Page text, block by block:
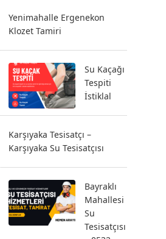
Yenimahalle Ergenekon
Klozet Tamiri
Su Kaçağı
Tespiti
İstiklal
Karşıyaka Tesisatçı –
Karşıyaka Su Tesisatçısı
Bayraklı
Mahallesi
Su
Tesisatçısı